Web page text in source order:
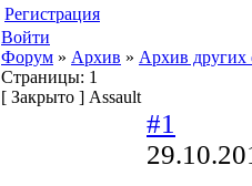
Регистрация
Войти
Форум » Архив » Архив других
Страницы: 1
[ Закрыто ] Assault
#1